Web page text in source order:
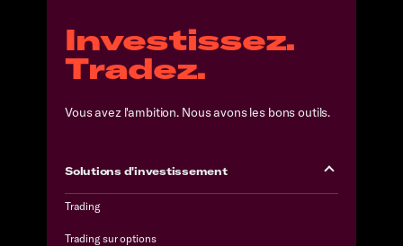
Investissez.
Tradez.
Vous avez l'ambition. Nous avons les bons outils.
Solutions d'investissement
Trading
Trading sur options